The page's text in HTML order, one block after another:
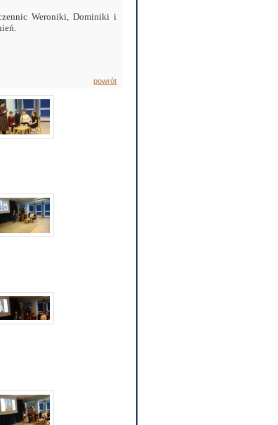
Weroniki, Dominiki i
powrót